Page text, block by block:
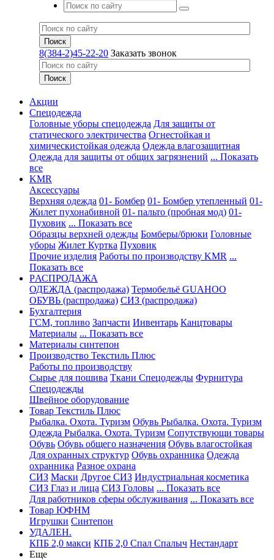
8(384-2)45-22-20 Заказать звонок
Акции
Спецодежда
Головные уборы спецодежда Для защиты от
статического электричества Огнестойкая и
химическистойкая одежда Одежда влагозащитная
Одежда для защиты от общих загрязнений ... Показать
все
KMR
Аксессуары
Верхняя одежда 01- Бомбер 01- Бомбер утепленный 01-
Жилет пухонабивной 01- пальто (пробная мод) 01-
Пуховик ... Показать все
Образцы верхней одежды Бомберы/брюки Головные
уборы Жилет Куртка Пуховик
Прочие изделия Работы по производству KMR ...
Показать все
PАСПРОДАЖА
ОДЕЖДА (распродажа) Термобельё GUAHOO
ОБУВЬ (распродажа) СИЗ (распродажа)
Бухгалтерия
ГСМ, топливо Запчасти Инвентарь Канцтовары
Материалы ... Показать все
Материалы синтепон
Производство Текстиль Плюс
Работы по производству
Сырье для пошива Ткани Спецодежды Фурнитура
Спецодежды
Швейное оборудование
Товар Текстиль Плюс
Рыбалка. Охота. Туризм Обувь Рыбалка. Охота. Туризм
Одежда Рыбалка. Охота. Туризм Сопутствующи товары
Обувь Обувь общего назначения Обувь влагостойкая
Для охранных структур Обувь охранника Одежда
охранника Разное охрана
СИЗ Маски Другое СИЗ Индустриальная косметика
СИЗ Глаз и лица СИЗ Головы ... Показать все
Для работников сферы обслуживания ... Показать все
Товар ЮФНМ
Игрушки Синтепон
УДАЛЕН.
КПБ 2,0 макси КПБ 2,0 Спал Спалыч Нестандарт
Еще